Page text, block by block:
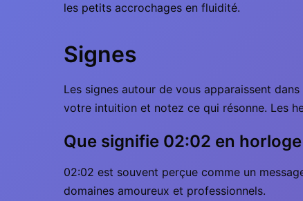
les petits accrochages en fluidité.
Signes
Les signes autour de vous apparaissent
votre intuition et notez ce qui résonne. Les
Que signifie 02:02 en
02:02 est souvent perçue comme un
domaines amoureux et professionnels.